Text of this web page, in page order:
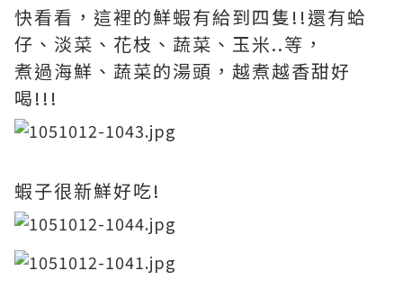
快看看，這裡的鮮蝦有給到四隻!!還有蛤
仔、淡菜、花枝、蔬菜、玉米..等，
煮過海鮮、蔬菜的湯頭，越煮越香甜好
喝!!!
蝦子很新鮮好吃!